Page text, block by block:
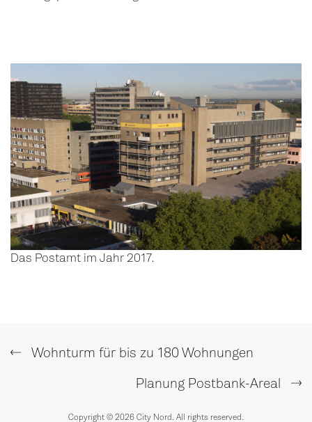
Das Postamt im Jahr 2017.
Wohnturm für bis zu 180 Wohnungen
Planung Postbank-Areal
Copyright © 2026 City Nord. All rights reserved.